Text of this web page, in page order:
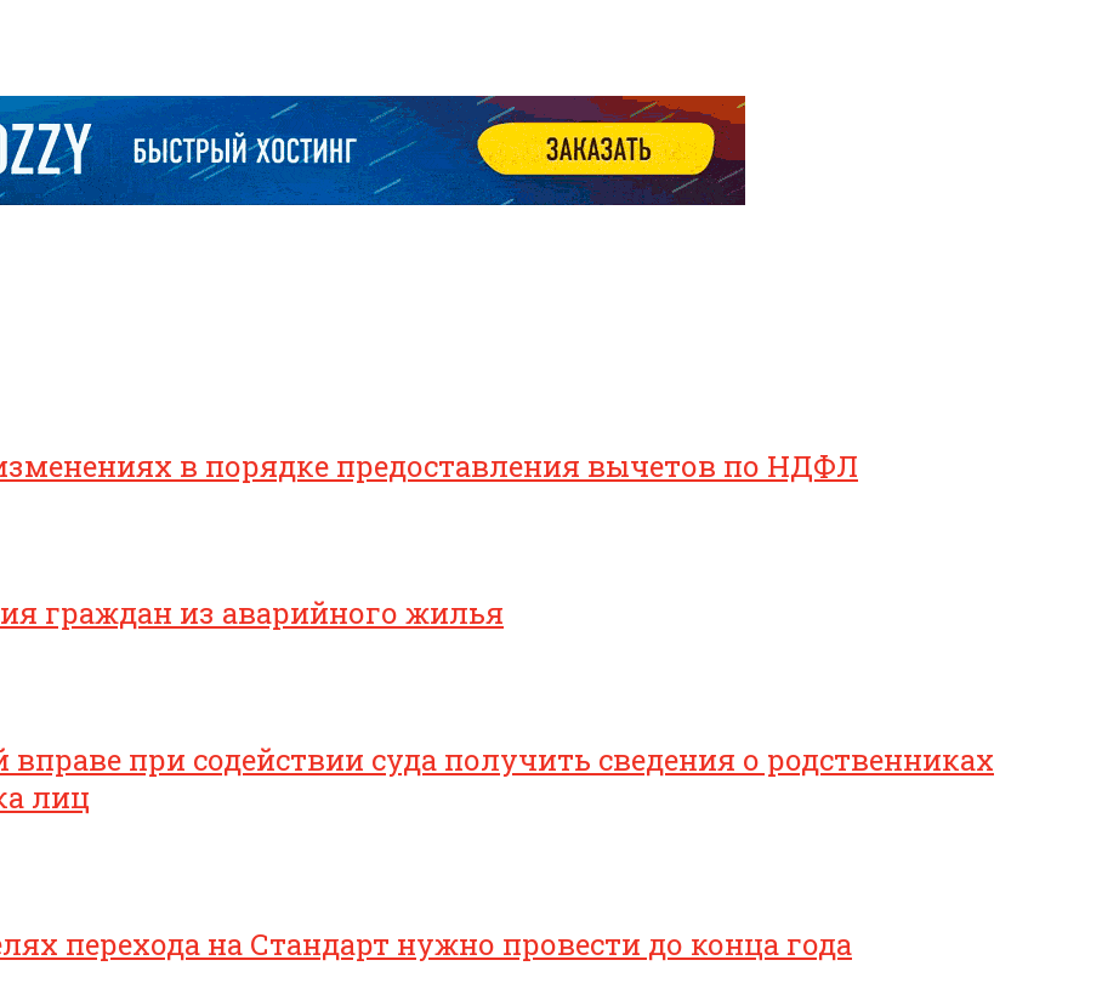
в порядке предоставления вычетов по НДФЛ
граждан из аварийного жилья
при содействии суда получить сведения о родственниках
лиц
перехода на Стандарт нужно провести до конца года